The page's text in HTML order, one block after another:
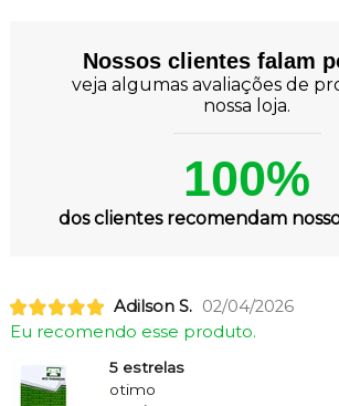
Nossos clientes falam
veja algumas avaliações de
nossa loja.
100%
dos clientes recomendam
Adilson S. 02/04/2026
Eu recomendo esse produto.
5 estrelas
otimo